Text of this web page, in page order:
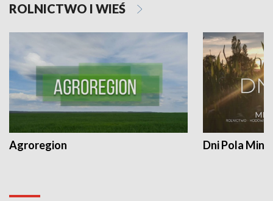
ROLNICTWO I WIEŚ
Agroregion Dni Pola